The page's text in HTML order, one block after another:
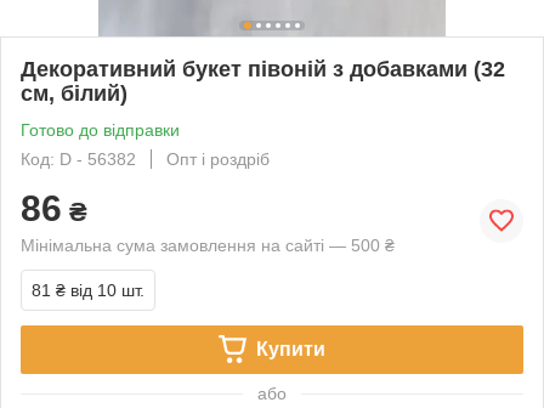
Декоративний букет півоній з добавками (32
см, білий)
Готово до відправки
Код: D - 56382
Опт і роздріб
86 ₴
Мінімальна сума замовлення на сайті — 500 ₴
81 ₴ від 10 шт.
Купити
або